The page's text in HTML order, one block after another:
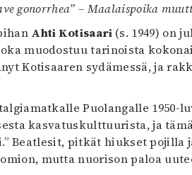
Yhteistyössä
Toimitus
Mediatiedot
Kaltio ry
gonorrhea” – Maalaispoika
Ahti Kotisaari (s. 1949) on
muodostuu tarinoista
Kotisaaren sydämessä, ja
Puolangalle 1950-
kasvatuskulttuurista, ja
Beatlesit, pitkät hiukset
mutta nuorison paloa